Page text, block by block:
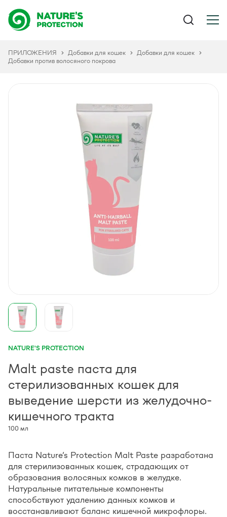
ПРИЛОЖЕНИЯ Добавки для кошек
Добавки для кошек
Добавки против волосяного покрова
NATURE'S PROTECTION
Malt paste паста для
стерилизованных кошек для
выведение шерсти из желудочно-
кишечного тракта
100 мл
Паста Nature’s Protection Malt Paste разработана
для стерилизованных кошек, страдающих от
образования волосяных комков в желудке.
Натуральные питательные компоненты
способствуют удалению данных комков и
восстанавливают баланс кишечной микрофлоры.